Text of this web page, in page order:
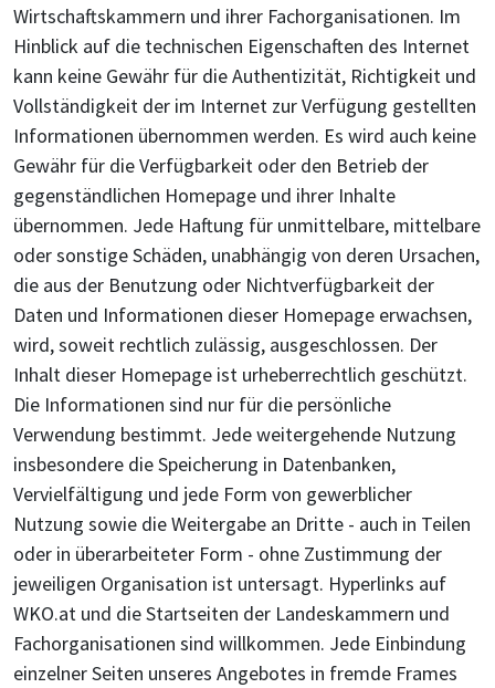
Wirtschaftskammern und ihrer Fachorganisationen. Im
Hinblick auf die technischen Eigenschaften des Internet
kann keine Gewähr für die Authentizität, Richtigkeit und
Vollständigkeit der im Internet zur Verfügung gestellten
Informationen übernommen werden. Es wird auch keine
Gewähr für die Verfügbarkeit oder den Betrieb der
gegenständlichen Homepage und ihrer Inhalte
übernommen. Jede Haftung für unmittelbare, mittelbare
oder sonstige Schäden, unabhängig von deren Ursachen,
die aus der Benutzung oder Nichtverfügbarkeit der
Daten und Informationen dieser Homepage erwachsen,
wird, soweit rechtlich zulässig, ausgeschlossen. Der
Inhalt dieser Homepage ist urheberrechtlich geschützt.
Die Informationen sind nur für die persönliche
Verwendung bestimmt. Jede weitergehende Nutzung
insbesondere die Speicherung in Datenbanken,
Vervielfältigung und jede Form von gewerblicher
Nutzung sowie die Weitergabe an Dritte - auch in Teilen
oder in überarbeiteter Form - ohne Zustimmung der
jeweiligen Organisation ist untersagt. Hyperlinks auf
WKO.at und die Startseiten der Landeskammern und
Fachorganisationen sind willkommen. Jede Einbindung
einzelner Seiten unseres Angebotes in fremde Frames